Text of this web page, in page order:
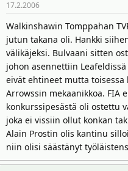
17.2.2006
Walkinshawin Tomppahan
jutun takana oli. Hankki
välikäjeksi. Bulvaani sitten
johon asennettiin Leafeldissä
eivät ehtineet mutta toisessa
Arrowssin mekaanikkoa. FIA
konkurssipesästä oli ostettu
joka ei vissiin ollut konkan
Alain Prostin olis kantinu
niin olisi säästänyt